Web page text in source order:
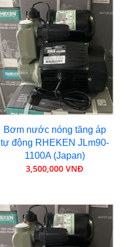
Bơm nước nóng tăng áp
tự động RHEKEN JLm90-
1100A (Japan)
3,500,000 VNĐ